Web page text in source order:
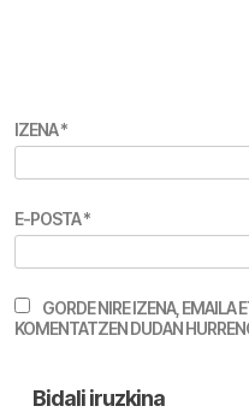
IZENA*
E-POSTA*
GORDE NIRE IZENA, EMAILA
KOMENTATZEN DUDAN